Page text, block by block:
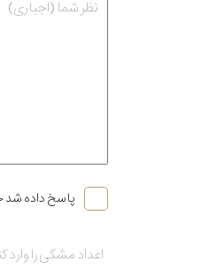
پاسخ داده شد